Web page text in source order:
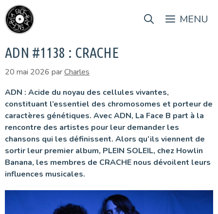
Aller
au
contenu
MENU
ADN #1138 : CRACHE
20 mai 2026 parCharles
ADN : Acide du noyau des cellules vivantes,
constituant l’essentiel des chromosomes et porteur de
caractères génétiques. Avec ADN, La Face B part à la
rencontre des artistes pour leur demander les
chansons qui les définissent. Alors qu’ils viennent de
sortir leur premier album, PLEIN SOLEIL, chez Howlin
Banana, les membres de CRACHE nous dévoilent leurs
influences musicales.